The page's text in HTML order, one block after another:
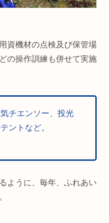
資機材の点検及び保管場
の操作訓練も併せて実施
チエンソー、投光
ントなど。
ように、毎年、ふれあい